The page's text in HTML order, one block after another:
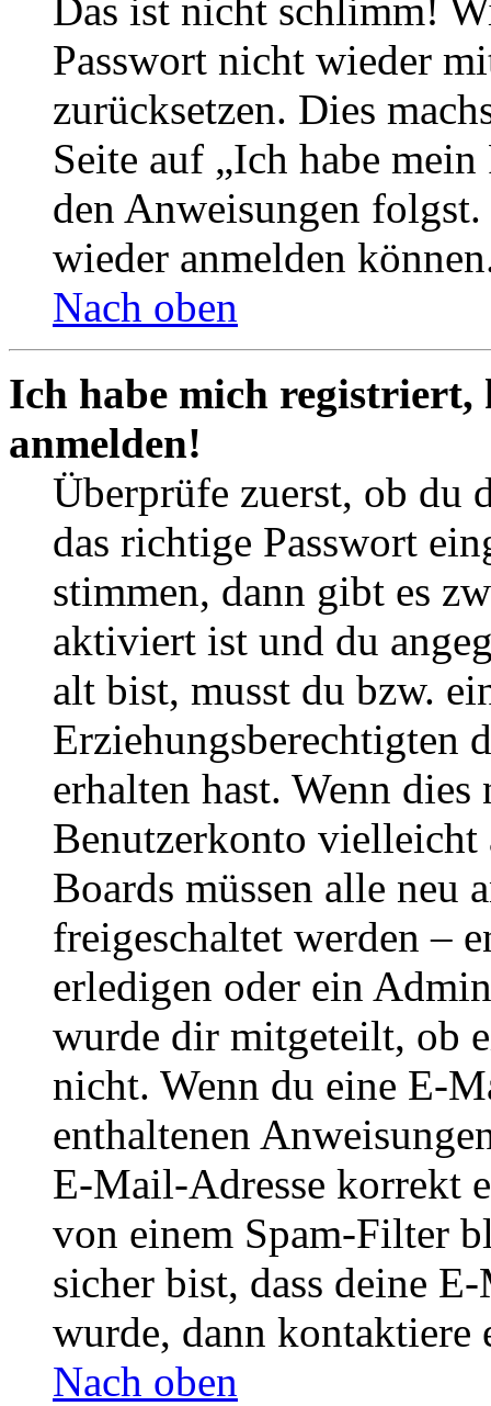
Das ist nicht schlimm!
Passwort nicht wieder
zurücksetzen. Dies
Seite auf „Ich habe
den Anweisungen
wieder anmelden
Nach oben
Ich habe mich
anmelden!
Überprüfe zuerst, ob du
das richtige Passwort
stimmen, dann gibt es
aktiviert ist und du
alt bist, musst du bzw.
Erziehungsberechtigten
erhalten hast. Wenn
Benutzerkonto
Boards müssen alle neu
freigeschaltet werden –
erledigen oder ein
wurde dir mitgeteilt, ob
nicht. Wenn du eine E-
enthaltenen
E-Mail-Adresse korrekt
von einem Spam-Filter
sicher bist, dass deine
wurde, dann kontaktiere
Nach oben